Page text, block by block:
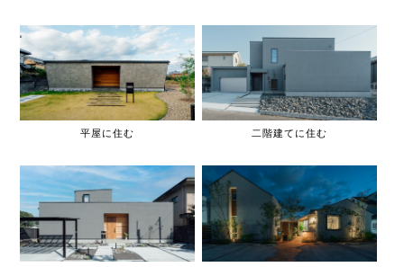
平屋に住む 二階建てに住む